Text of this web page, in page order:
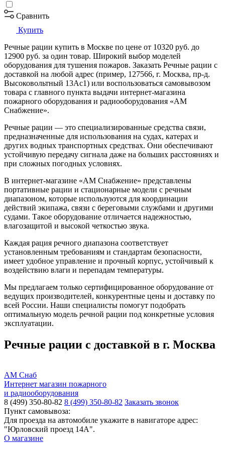
Сравнить
Купить
Речные рации купить в Москве по цене от 10320 руб. до
12900 руб. за один товар. Широкий выбор моделей
оборудования для тушения пожаров. Заказать Речные рации с
доставкой на любой адрес (пример, 127566, г. Москва, пр-д.
Высоковольтный 13Ас1) или воспользоваться самовывозом
товара с главного пункта выдачи интернет-магазина
пожарного оборудования и радиооборудования «АМ
Снабжение».
Речные рации — это специализированные средства связи,
предназначенные для использования на судах, катерах и
других водных транспортных средствах. Они обеспечивают
устойчивую передачу сигнала даже на больших расстояниях и
при сложных погодных условиях.
В интернет-магазине «АМ Снабжение» представлены
портативные рации и стационарные модели с речным
диапазоном, которые используются для координации
действий экипажа, связи с береговыми службами и другими
судами. Такое оборудование отличается надежностью,
влагозащитой и высокой четкостью звука.
Каждая рация речного диапазона соответствует
установленным требованиям и стандартам безопасности,
имеет удобное управление и прочный корпус, устойчивый к
воздействию влаги и перепадам температуры.
Мы предлагаем только сертифицированное оборудование от
ведущих производителей, конкурентные цены и доставку по
всей России. Наши специалисты помогут подобрать
оптимальную модель речной рации под конкретные условия
эксплуатации.
Речные рации с доставкой в г. Москва
АМ Снаб
Интернет магазин пожарного
и радиооборудования
8 (499) 350-80-82 8 (499) 350-80-82 Заказать звонок
Пункт самовывоза:
Для проезда на автомобиле укажите в навигаторе адрес:
"Юрловский проезд 14А".
О магазине